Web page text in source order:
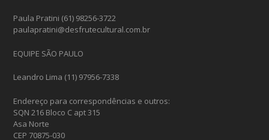
Paula Pratini (61) 98256-3722
paulapratini@desfrutecultural.com.br
EQUIPE SÃO PAULO
Leandro Lima (11) 97956-7338
Endereço para correspondências e outros:
SQN 216 Bloco C apt 315
Asa Norte
CEP 70875-030